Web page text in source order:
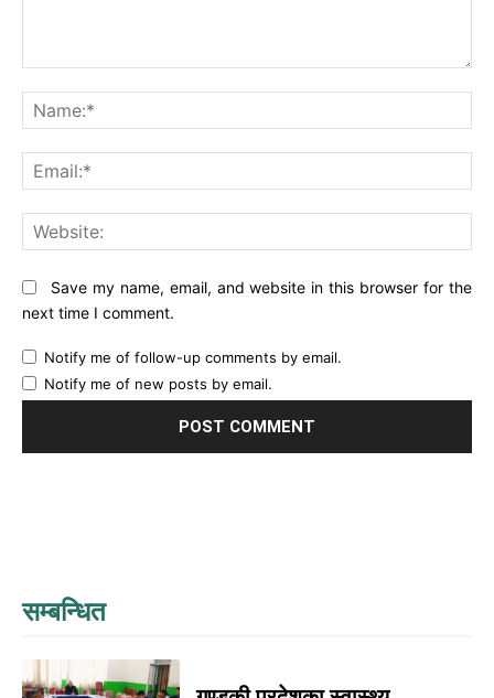
Save my name, email, and website in this browser for the
next time I comment.
Notify me of follow-up comments by email.
Notify me of new posts by email.
सम्बन्धित